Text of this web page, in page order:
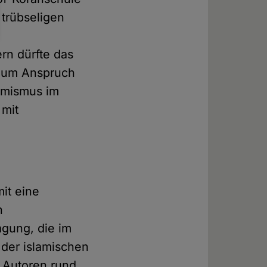
dürfte das
Anspruch
im
eine
die im
islamischen